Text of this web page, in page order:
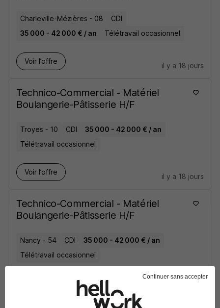
Charleville-Mézières - 08
CDI
35 000 - 42 000 € / an
Télétravail occasionnel
Voir l’offre
il y a 18 jours
Technico-Commercial - Matériel
Boulangerie-Pâtisserie H/F
Troyes - 10 CDI
35 000 - 42 000 € / an
Télétravail occasionnel
Voir l’offre
il y a 18 jours
Technico-Commercial - Matériel
Boulangerie-Pâtisserie H/F
Nancy - 54 CDI
35 000 - 42 000 € / an
Télétravail occasionnel
Continuer sans accepter